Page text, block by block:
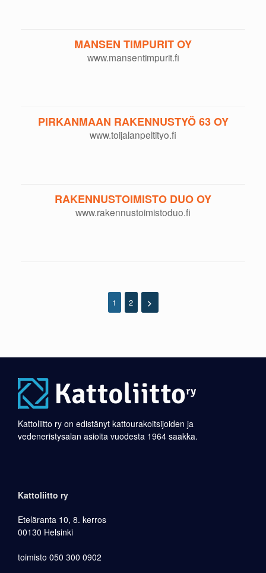
MANSEN TIMPURIT OY
www.mansentimpurit.fi
PIRKANMAAN RAKENNUSTYÖ 63 OY
www.toijalanpeltityo.fi
RAKENNUSTOIMISTO DUO OY
www.rakennustoimistoduo.fi
1 2
Kattoliitto ry on edistänyt kattourakoitsijoiden ja
vedeneristysalan asioita vuodesta 1964 saakka.
Kattoliitto ry
Eteläranta 10, 8. kerros
00130 Helsinki
toimisto 050 300 0902